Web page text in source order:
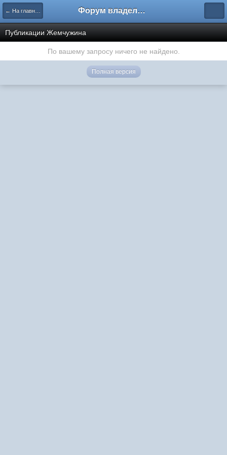
← На главную Форум владельцев интернет-магазинов
Публикации Жемчужина
По вашему запросу ничего не найдено.
Полная версия